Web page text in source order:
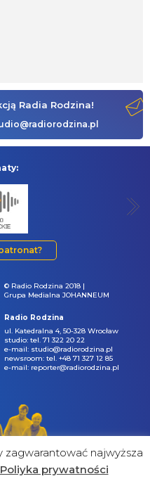
Radia Rodzina!
© Radio Rodzina 2018 |
Grupa Medialna JOHANNEUM
Radio Rodzina
ul. Katedralna 4, 50-328 Wrocław
studio: tel. 71 322 20 22
e-mail: studio@radiorodzina.pl
newsroom: tel. +48 71 327 12 85
e-mail: reporter@radiorodzina.pl
najwyższa
Poliyka prywatności